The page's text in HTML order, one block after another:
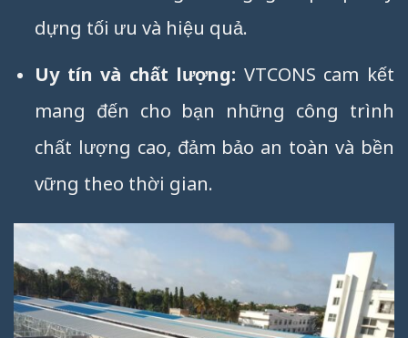
dựng tối ưu và hiệu quả.
Uy tín và chất lượng: VTCONS cam kết
mang đến cho bạn những công trình
chất lượng cao, đảm bảo an toàn và bền
vững theo thời gian.